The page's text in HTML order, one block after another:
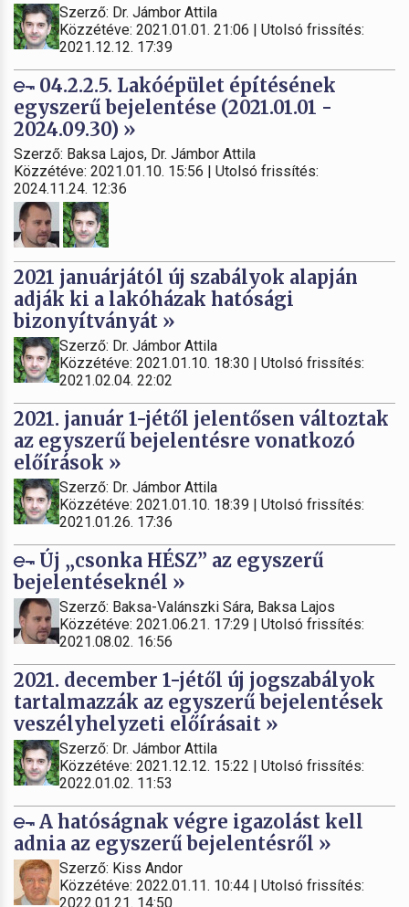
Szerző: Dr. Jámbor Attila
Közzétéve: 2021.01.01. 21:06 | Utolsó frissítés:
2021.12.12. 17:39
04.2.2.5. Lakóépület építésének
egyszerű bejelentése (2021.01.01 -
2024.09.30) »
Szerző: Baksa Lajos, Dr. Jámbor Attila
Közzétéve: 2021.01.10. 15:56 | Utolsó frissítés:
2024.11.24. 12:36
2021 januárjától új szabályok alapján
adják ki a lakóházak hatósági
bizonyítványát »
Szerző: Dr. Jámbor Attila
Közzétéve: 2021.01.10. 18:30 | Utolsó frissítés:
2021.02.04. 22:02
2021. január 1-jétől jelentősen változtak
az egyszerű bejelentésre vonatkozó
előírások »
Szerző: Dr. Jámbor Attila
Közzétéve: 2021.01.10. 18:39 | Utolsó frissítés:
2021.01.26. 17:36
Új „csonka HÉSZ” az egyszerű
bejelentéseknél »
Szerző: Baksa-Valánszki Sára, Baksa Lajos
Közzétéve: 2021.06.21. 17:29 | Utolsó frissítés:
2021.08.02. 16:56
2021. december 1-jétől új jogszabályok
tartalmazzák az egyszerű bejelentések
veszélyhelyzeti előírásait »
Szerző: Dr. Jámbor Attila
Közzétéve: 2021.12.12. 15:22 | Utolsó frissítés:
2022.01.02. 11:53
A hatóságnak végre igazolást kell
adnia az egyszerű bejelentésről »
Szerző: Kiss Andor
Közzétéve: 2022.01.11. 10:44 | Utolsó frissítés:
2022.01.21. 14:50